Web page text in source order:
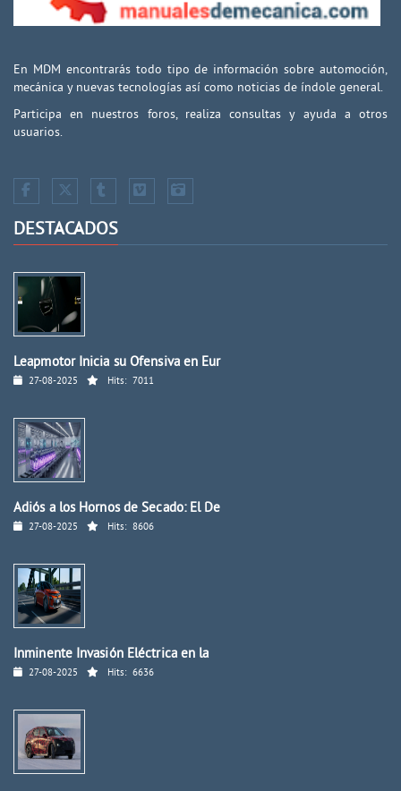
En MDM encontrarás todo tipo de información sobre automoción,
mecánica y nuevas tecnologías así como noticias de índole general.
Participa en nuestros foros, realiza consultas y ayuda a otros
usuarios.
DESTACADOS
Leapmotor Inicia su Ofensiva en Eur
27-08-2025 Hits: 7011
Adiós a los Hornos de Secado: El De
27-08-2025 Hits: 8606
Inminente Invasión Eléctrica en la
27-08-2025 Hits: 6636